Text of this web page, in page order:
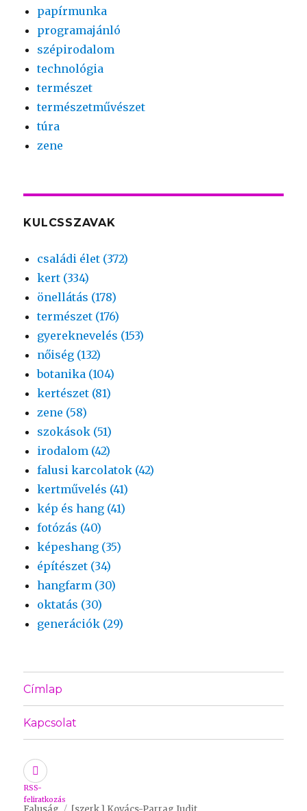
papírmunka
programajánló
szépirodalom
technológia
természet
természetművészet
túra
zene
KULCSSZAVAK
családi élet (372)
kert (334)
önellátás (178)
természet (176)
gyereknevelés (153)
nőiség (132)
botanika (104)
kertészet (81)
zene (58)
szokások (51)
irodalom (42)
falusi karcolatok (42)
kertművelés (41)
kép és hang (41)
fotózás (40)
képeshang (35)
építészet (34)
hangfarm (30)
oktatás (30)
generációk (29)
Címlap
Kapcsolat
RSS-
feliratkozás